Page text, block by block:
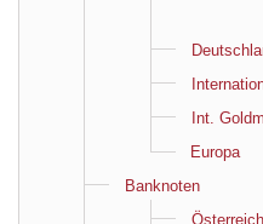
Int.
Europa
Banknoten
Österreich